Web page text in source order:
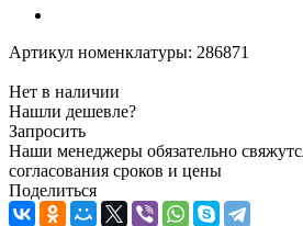
Артикул номенклатуры: 286871
Нет в наличии
Нашли дешевле?
Запросить
Наши менеджеры обязательно
согласования сроков и цены
Поделиться